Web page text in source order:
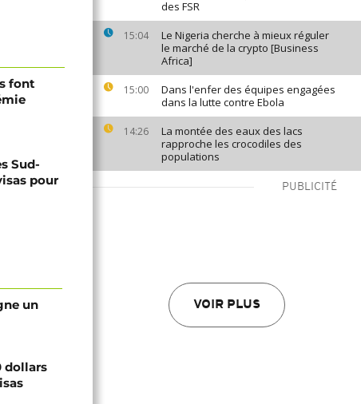
des FSR
15:04
Le Nigeria cherche à mieux réguler
le marché de la crypto [Business
Africa]
15:00
Dans l'enfer des équipes engagées
dans la lutte contre Ebola
14:26
La montée des eaux des lacs
rapproche les crocodiles des
populations
PUBLICITÉ
VOIR PLUS
font
Sud-
pour
un
dollars